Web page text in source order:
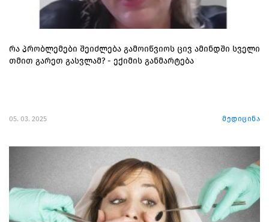
რა პრობლემები შეიძლება გამოიწვიოს ცივ ამინდში სველი
თმით გარეთ გასვლამ? - ექიმის განმარტება
05. 03. 2025 მედიცინა